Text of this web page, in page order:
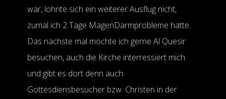
war, lohnte sich ein weiterer Ausflug nicht,
zumal ich 2 Tage MagenDarmprobleme hatte.
Das nächste mal möchte ich gerne Al Quesir
besuchen, auch die Kirche interressiert mich
und gibt es dort denn auch
Gottesdiensbesucher bzw. Christen in der